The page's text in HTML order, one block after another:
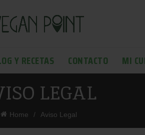
Y RECETAS CONTACTO MI
LEGAL
Home Aviso Legal